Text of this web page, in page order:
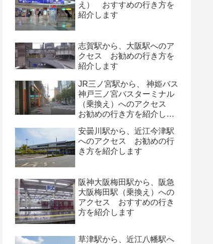
え） おすすめの行き方を
紹介します
志賀駅から、大阪駅へのア
クセス お勧めの行き方を
紹介します
JR三ノ宮駅から、 神姫バス
神戸三ノ宮バスターミナル
（乗換え）へのアクセス
お勧めの行き方を紹介しま
安曇川駅から、近江今津駅
へのアクセス お勧めの行
き方を紹介します
阪神大阪梅田駅から、阪急
大阪梅田駅（乗換え）への
アクセス おすすめの行き
方を紹介します
草津駅から、近江八幡駅へ